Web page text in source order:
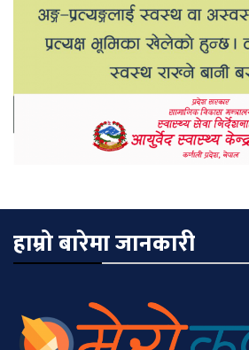
हाम्रो बारेमा जानकारी